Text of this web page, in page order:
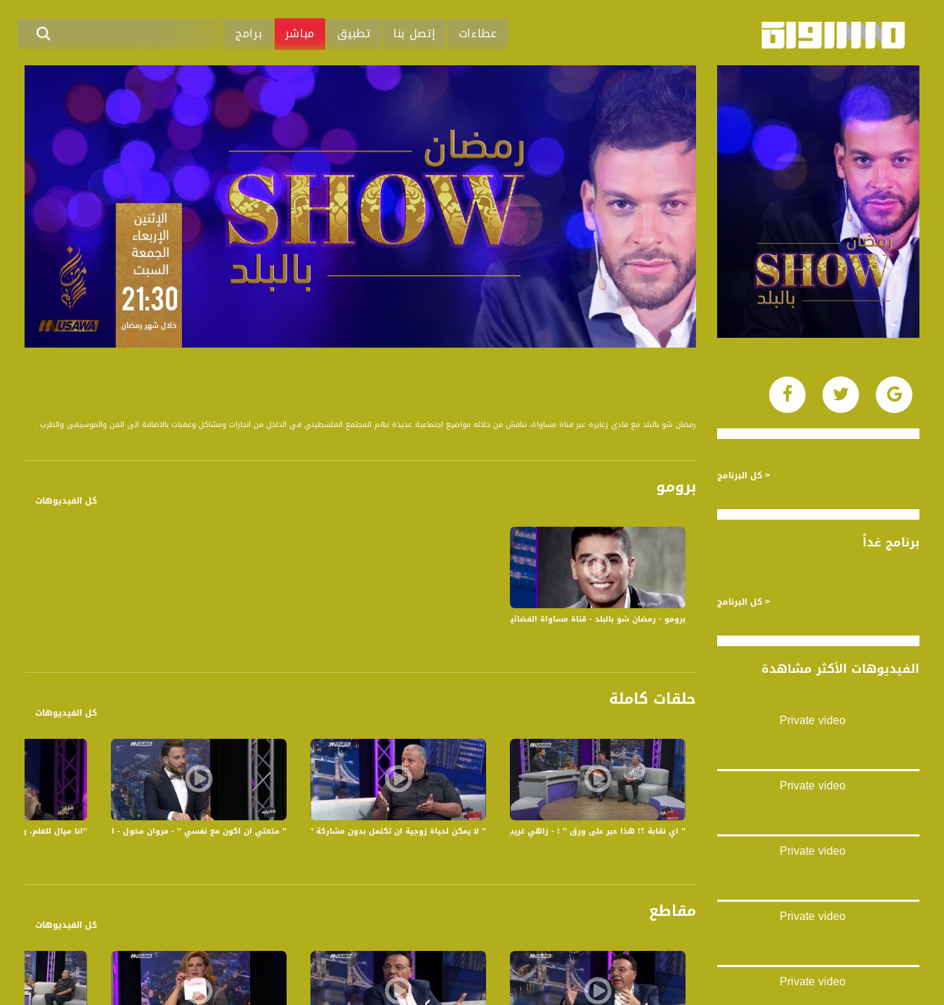
عطاءات إتصل بنا تطبيق مباشر برامج
رمضان شو بالبلد مع فادي زغايرة عبر قناة مساواة، نناقش من خلاله مواضيع اجتماعية عديدة تهم المجتمع الفلسطيني في الداخل من انجازات ومشاكل وعقبات بالاضافة الى الفن والموسيقى والطرب .
برومو كل الفيديوهات
برومو - رمضان شو بالبلد - قناة مساواة الفضائية
حلقات كاملة كل الفيديوهات
’’انا ميال للعلم، وتأثرت
’’ متعتي ان اكون مع نفسي ’’ - مروان مخول - الكاملة - الحلقة الاولى -’’ لا يمكن لحياة زوجية ان تكتمل بدون مشاركة ’’ - عماد دحلة - الكاملة - الحلقة2 - رمضان شو بالبلد’’ اي نقابة ؟! هذا حبر على ورق ’’ ! - زاهي غريب ، جوزيف شومر - الكاملة - 3-6-2017- رمضان شو بالبلد
مقاطع كل الفيديوهات
< كل البرنامج
برنامج غداً
< كل البرنامج
الفيديوهات الأكثر مشاهدة
Private video
Private video
Private video
Private video
Private video